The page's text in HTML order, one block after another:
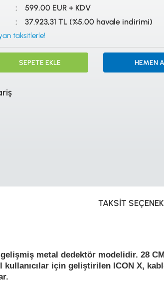
599,00 EUR + KDV
37.923,31 TL (%5,00 havale indirimi)
taksitlerle!
SEPETE EKLE HEMEN
TAKSIT
metal dedektör modelidir. 28
kullanıcılar için geliştirilen ICON X,